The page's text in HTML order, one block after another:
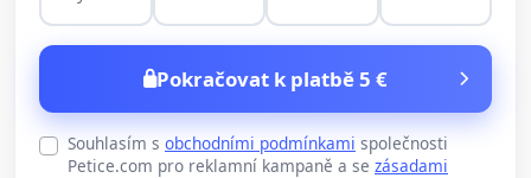
Pokračovat k platbě 5 €
Souhlasím s obchodními podmínkami společnosti
Petice.com pro reklamní kampaně a se zásadami